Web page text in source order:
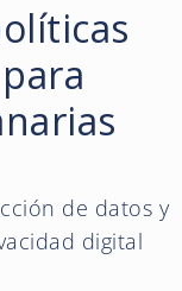
de datos y
digital